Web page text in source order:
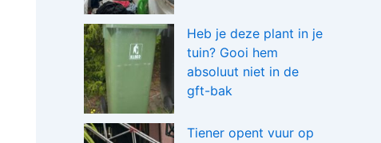
Heb je deze plant in je
tuin? Gooi hem
absoluut niet in de
gft-bak
Tiener opent vuur op